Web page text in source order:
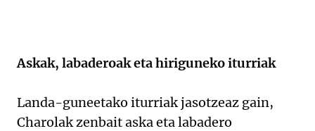
Askak, labaderoak eta hiriguneko iturriak
Landa-guneetako iturriak jasotzeaz gain,
Charolak zenbait aska eta labadero